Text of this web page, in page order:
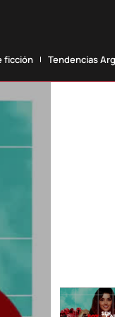
ficción Tendencias